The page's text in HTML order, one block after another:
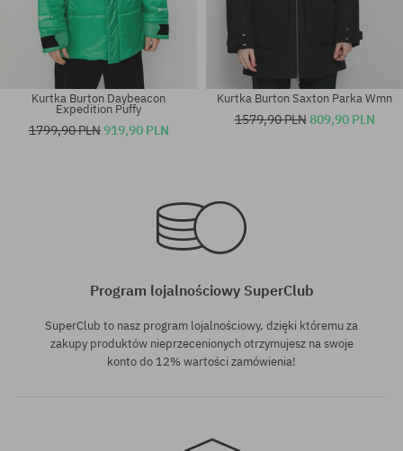
Kurtka Burton Daybeacon
Expedition Puffy
1799,90 PLN919,90 PLN
Kurtka Burton Saxton Parka Wmn
1579,90 PLN809,90 PLN
Program lojalnościowy SuperClub
SuperClub to nasz program lojalnościowy, dzięki któremu za
zakupy produktów nieprzecenionych otrzymujesz na swoje
konto do 12% wartości zamówienia!